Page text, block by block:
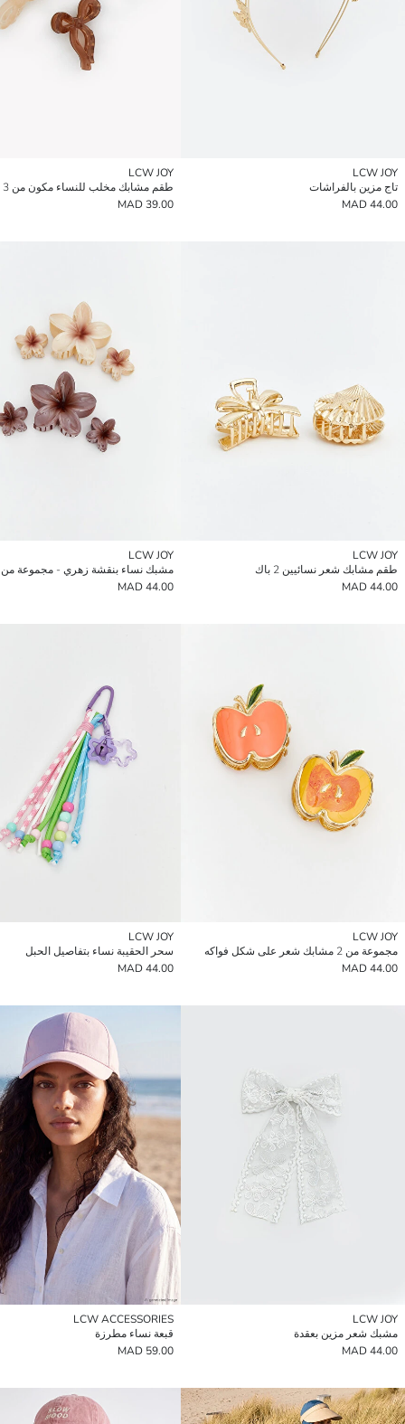
LCW JOY
تاج مزين بالفراشات
44.00 MAD
LCW JOY
طقم مشابك مخلب للنساء مكون من 3
39.00 MAD
LCW JOY
طقم مشابك شعر نسائيين 2 باك
44.00 MAD
LCW JOY
مشبك نساء بنقشة زهري - مجموعة من
44.00 MAD
LCW JOY
مجموعة من 2 مشابك شعر على شكل فواكه
44.00 MAD
LCW JOY
سحر الحقيبة نساء بتفاصيل الحبل
44.00 MAD
LCW JOY
مشبك شعر مزين بعقدة
44.00 MAD
LCW ACCESSORIES
قبعة نساء مطرزة
59.00 MAD